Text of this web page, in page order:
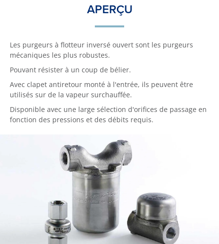
APERÇU
Les purgeurs à flotteur inversé ouvert sont les purgeurs
mécaniques les plus robustes.
Pouvant résister à un coup de bélier.
Avec clapet antiretour monté à l'entrée, ils peuvent être
utilisés sur de la vapeur surchauffée.
Disponible avec une large sélection d'orifices de passage en
fonction des pressions et des débits requis.